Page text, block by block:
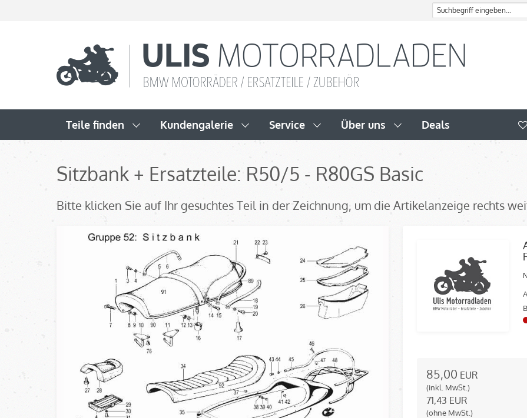
Teile finden Kundengalerie Service Über uns Deals
Sitzbank + Ersatzteile: R50/5 - R80GS Basic
Bitte klicken Sie auf Ihr gesuchtes Teil in der Zeichnung, um die Artikelanzeige rechts
85,00 EUR
(inkl. MwSt.)
71,43 EUR
(ohne MwSt.)